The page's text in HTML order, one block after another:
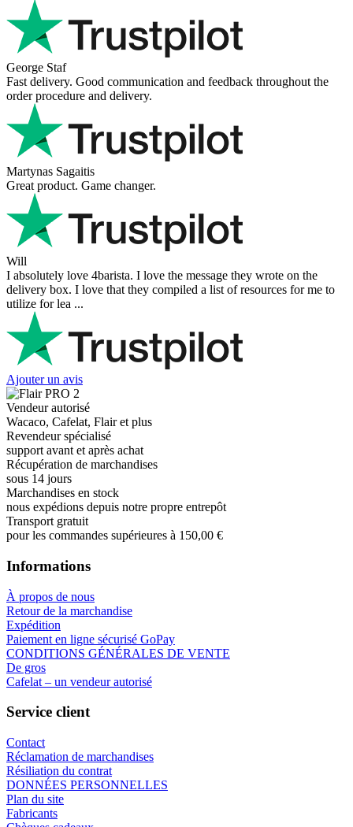
George Staf
Fast delivery. Good communication and feedback throughout the
order procedure and delivery.
Martynas Sagaitis
Great product. Game changer.
Will
I absolutely love 4barista. I love the message they wrote on the
delivery box. I love that they compiled a list of resources for me to
utilize for lea ...
Ajouter un avis
Vendeur autorisé
Wacaco, Cafelat, Flair et plus
Revendeur spécialisé
support avant et après achat
Récupération de marchandises
sous 14 jours
Marchandises en stock
nous expédions depuis notre propre entrepôt
Transport gratuit
pour les commandes supérieures à 150,00 €
Informations
À propos de nous
Retour de la marchandise
Expédition
Paiement en ligne sécurisé GoPay
CONDITIONS GÉNÉRALES DE VENTE
De gros
Cafelat – un vendeur autorisé
Service client
Contact
Réclamation de marchandises
Résiliation du contrat
DONNÉES PERSONNELLES
Plan du site
Fabricants